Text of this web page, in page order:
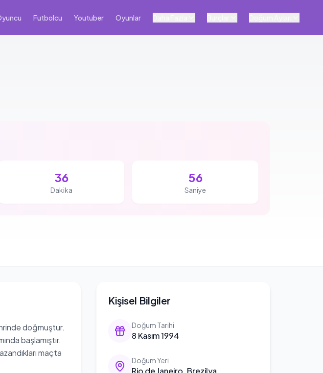
Futbolcu Youtuber Oyunlar
36
Dakika
55
Saniye
Kişisel Bilgiler
Doğum Tarihi
8 Kasım 1994
Doğum Yeri
Rio de Janeiro, Brezilya
doğmuştur.
başlamıştır.
maçta